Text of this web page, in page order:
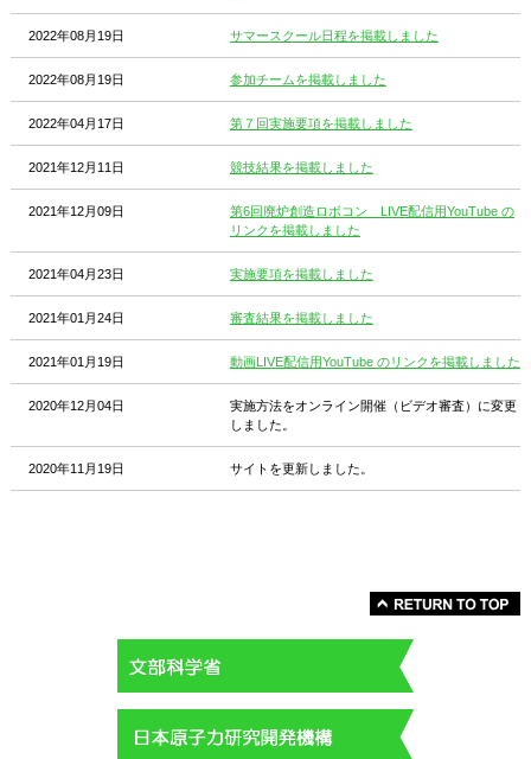
2022年08月19日 サマースクール日程を掲載しました
2022年08月19日 参加チームを掲載しました
2022年04月17日 第７回実施要項を掲載しました
2021年12月11日 競技結果を掲載しました
2021年12月09日
第6回廃炉創造ロボコン LIVE配信用YouTube の
リンクを掲載しました
2021年04月23日 実施要項を掲載しました
2021年01月24日 審査結果を掲載しました
2021年01月19日 動画LIVE配信用YouTube のリンクを掲載しました
2020年12月04日
実施方法をオンライン開催（ビデオ審査）に変更
しました。
2020年11月19日 サイトを更新しました。